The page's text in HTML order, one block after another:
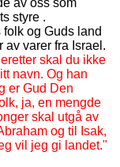
styre .
og Guds land
av varer fra Israel.
skal du ikke
navn. Og han
er Gud Den
ja, en mengde
skal utgå av
og til Isak,
vil jeg gi landet."